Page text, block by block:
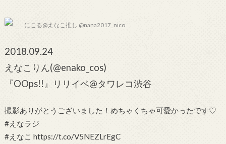
にこる@えなこ推し @nana2017_nico
2018.09.24
えなこりん(@enako_cos)
『OOps!!』リリイベ@タワレコ渋谷
撮影ありがとうございました！めちゃくちゃ可愛かったです♡
#えなラジ
#えなこ https://t.co/V5NEZLrEgC